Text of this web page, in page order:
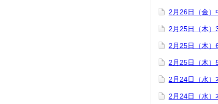
2月26日（金）
2月25日（木）
2月25日（木）
2月25日（木）
2月24日（水）
2月24日（水）